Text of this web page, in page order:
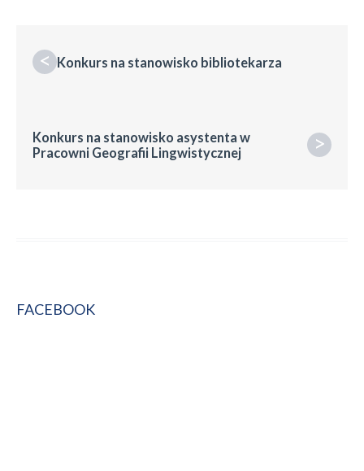
< Konkurs na stanowisko bibliotekarza
>
Konkurs na stanowisko asystenta w
Pracowni Geografii Lingwistycznej
FACEBOOK